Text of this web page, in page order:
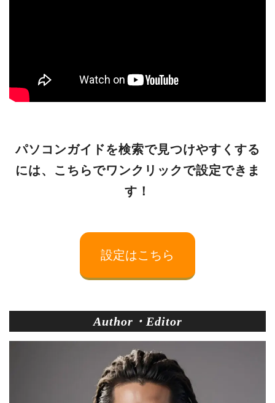
パソコンガイドを検索で見つけやすくする
には、こちらでワンクリックで設定できま
す！
設定はこちら
Author・Editor